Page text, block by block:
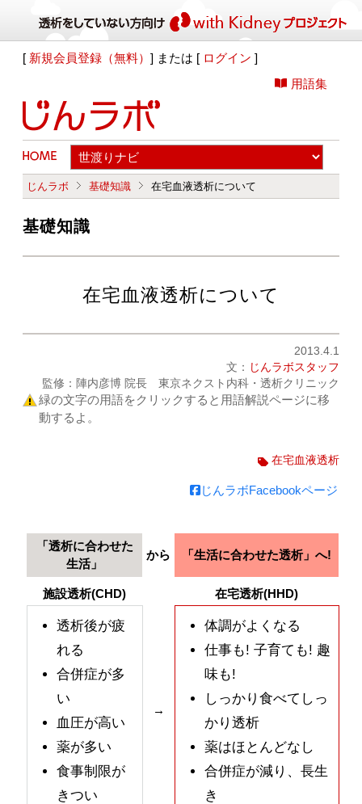
[ 新規会員登録（無料）] または [ ログイン ]
用語集
じんラボ 基礎知識 在宅血液透析について
基礎知識
在宅血液透析について
2013.4.1
文： じんラボスタッフ
監修：陣内彦博 院長 東京ネクスト内科・透析クリニック
緑の文字の用語をクリックすると用語解説ページに移
動するよ。
在宅血液透析
じんラボFacebookページ
「透析に合わせた
生活」
から 「生活に合わせた透析」へ!
施設透析(CHD) 在宅透析(HHD)
透析後が疲
れる
合併症が多
い
血圧が高い
薬が多い
食事制限が
きつい
→
体調がよくなる
仕事も! 子育ても! 趣
味も!
しっかり食べてしっ
かり透析
薬はほとんどなし
合併症が減り、長生
き